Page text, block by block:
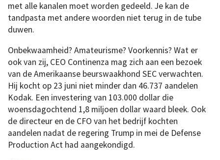
met alle kanalen moet worden gedeeld. Je kan de
tandpasta met andere woorden niet terug in de tube
duwen.
Onbekwaamheid? Amateurisme? Voorkennis? Wat er
ook van zij, CEO Continenza mag zich aan een bezoek
van de Amerikaanse beurswaakhond SEC verwachten.
Hij kocht op 23 juni niet minder dan 46.737 aandelen
Kodak. Een investering van 103.000 dollar die
woensdagochtend 1,8 miljoen dollar waard bleek. Ook
de directeur en de CFO van het bedrijf kochten
aandelen nadat de regering Trump in mei de Defense
Production Act had aangekondigd.